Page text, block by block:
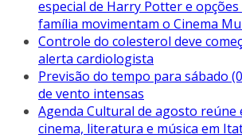
especial de Harry Potter e
família movimentam o Cinema
Controle do colesterol deve
alerta cardiologista
Previsão do tempo para sábado
de vento intensas
Agenda Cultural de agosto reúne
cinema, literatura e música em